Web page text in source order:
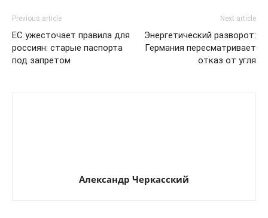
Previous article
ЕС ужесточает правила для
россиян: старые паспорта
под запретом
Next article
Энергетический разворот:
Германия пересматривает
отказ от угля
Александр Черкасский